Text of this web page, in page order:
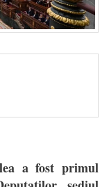
a fost primul